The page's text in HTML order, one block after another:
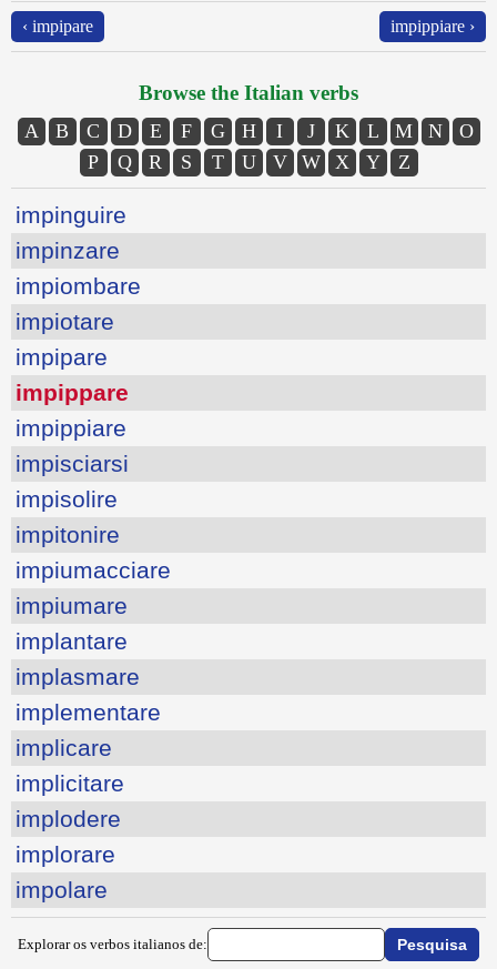
‹ impipare impippiare ›
Browse the Italian verbs
A B C D E F G H I J K L M N
O
P
Q R S T U V W X Y Z
impinguire
impinzare
impiombare
impiotare
impipare
impippare
impippiare
impisciarsi
impisolire
impitonire
impiumacciare
impiumare
implantare
implasmare
implementare
implicare
implicitare
implodere
implorare
impolare
Explorar os verbos italianos de: